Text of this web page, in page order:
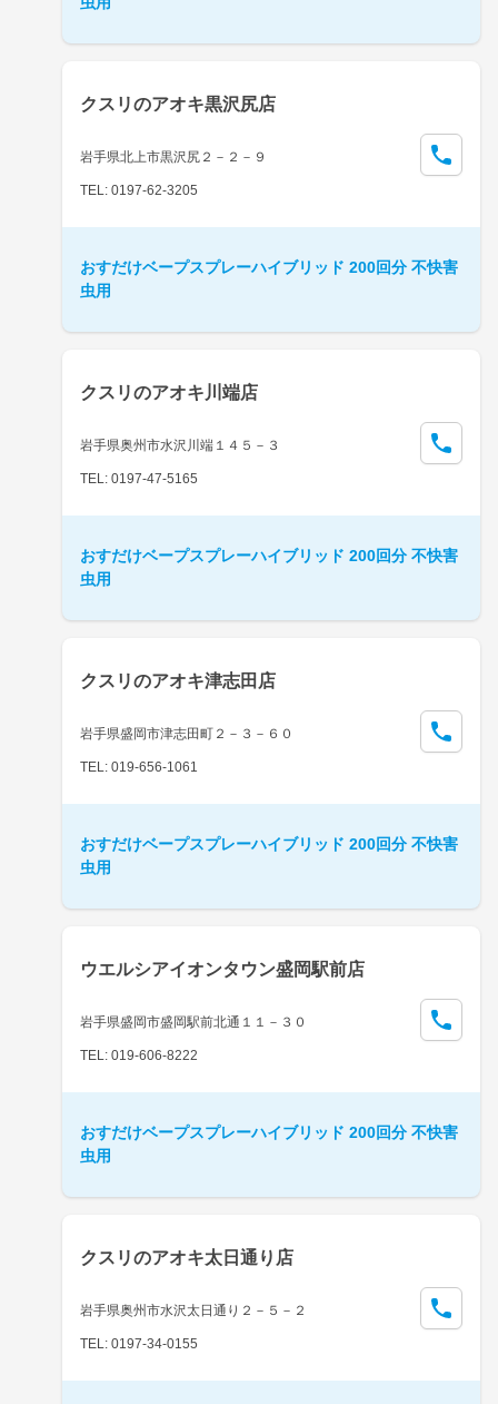
クスリのアオキ黒沢尻店
岩手県北上市黒沢尻２－２－９
TEL: 0197-62-3205
おすだけベープスプレーハイブリッド 200回分 不快害
虫用
クスリのアオキ川端店
岩手県奥州市水沢川端１４５－３
TEL: 0197-47-5165
おすだけベープスプレーハイブリッド 200回分 不快害
虫用
クスリのアオキ津志田店
岩手県盛岡市津志田町２－３－６０
TEL: 019-656-1061
おすだけベープスプレーハイブリッド 200回分 不快害
虫用
ウエルシアイオンタウン盛岡駅前店
岩手県盛岡市盛岡駅前北通１１－３０
TEL: 019-606-8222
おすだけベープスプレーハイブリッド 200回分 不快害
虫用
クスリのアオキ太日通り店
岩手県奥州市水沢太日通り２－５－２
TEL: 0197-34-0155